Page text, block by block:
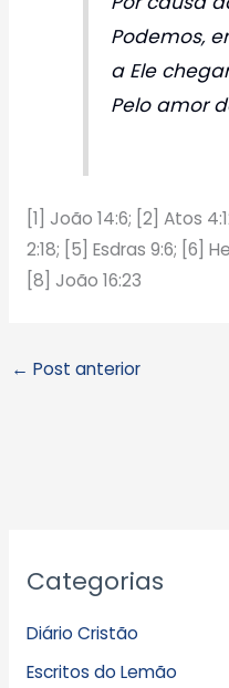
Podemos,
a Ele
Pelo amor
[1] João 14:6; [2] Atos
2:18; [5] Esdras 9:6; [6]
[8] João 16:23
← Post anterior
Categorias
Diário Cristão
Escritos do Lemão
r
i